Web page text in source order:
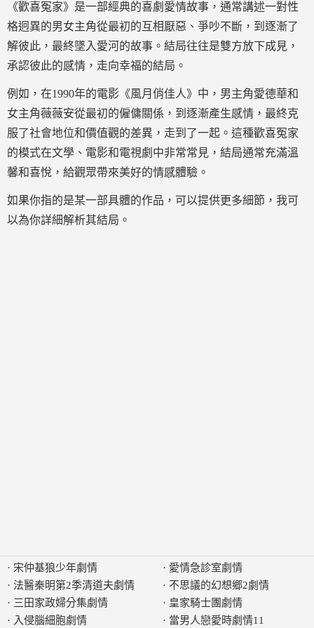
《歡喜冤家》是一部經典的喜劇愛情故事，通常講述一對性
格迥異的男女主角從最初的互相厭惡、爭吵不斷，到逐漸了
解彼此，最終墜入愛河的故事。結局往往是雙方放下成見，
承認彼此的感情，走向幸福的結局。
例如，在1990年的電影《風月俏佳人》中，男主角愛德華和
女主角薇薇安從最初的僱傭關係，到逐漸產生感情，最終克
服了社會地位和價值觀的差異，走到了一起。這種歡喜冤家
的模式在文學、電影和電視劇中非常常見，結局通常充滿溫
馨和喜悅，給觀眾帶來美好的情感體驗。
如果你指的是某一部具體的作品，可以提供更多細節，我可
以為你詳細解析其結局。
· 宋仲基狼少年劇情
· 法醫秦明第2季清道夫劇情
· 三田家政婦分集劇情
· 入侵腦細胞劇情
· 愛情急診室劇情
· 不思議的幻想郷2劇情
· 皇家騎士團劇情
· 當男人戀愛時劇情11